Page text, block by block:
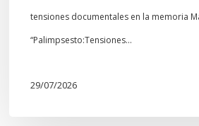
tensiones documentales en la memoria
“Palimpsesto:Tensiones…
29/07/2026